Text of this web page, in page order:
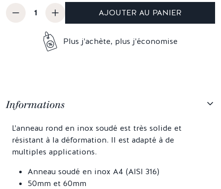
AJOUTER AU PANIER
Plus j'achète, plus j'économise
Informations
L'anneau rond en inox soudé est très solide et
résistant à la déformation. Il est adapté à de
multiples applications.
Anneau soudé en inox A4 (AISI 316)
50mm et 60mm